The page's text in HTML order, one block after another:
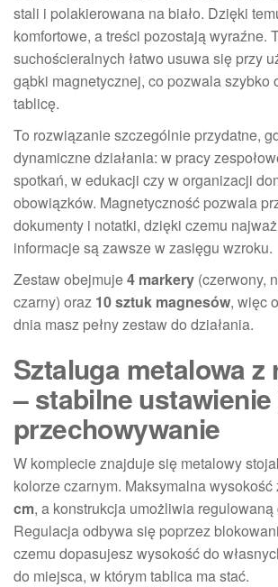
stali i polakierowana na biało. Dzięki
komfortowe, a treści pozostają wyraźne.
suchościeralnych łatwo usuwa się przy
gąbki magnetycznej, co pozwala szybko
tablicę.
To rozwiązanie szczególnie przydatne,
dynamiczne działania: w pracy
spotkań, w edukacji czy w organizacji
obowiązków. Magnetyczność pozwala
dokumenty i notatki, dzięki czemu
informacje są zawsze w zasięgu wzroku.
Zestaw obejmuje4 markery (czerwony,
czarny) oraz 10 sztuk magnesów, więc
dnia masz pełny zestaw do działania.
Sztaluga metalowa z
– stabilne ustawienie
przechowywanie
W komplecie znajduje się metalowy
kolorze czarnym. Maksymalna wysokość
cm, a konstrukcja umożliwia regulowaną
Regulacja odbywa się poprzez
czemu dopasujesz wysokość do
do miejsca, w którym tablica ma stać.